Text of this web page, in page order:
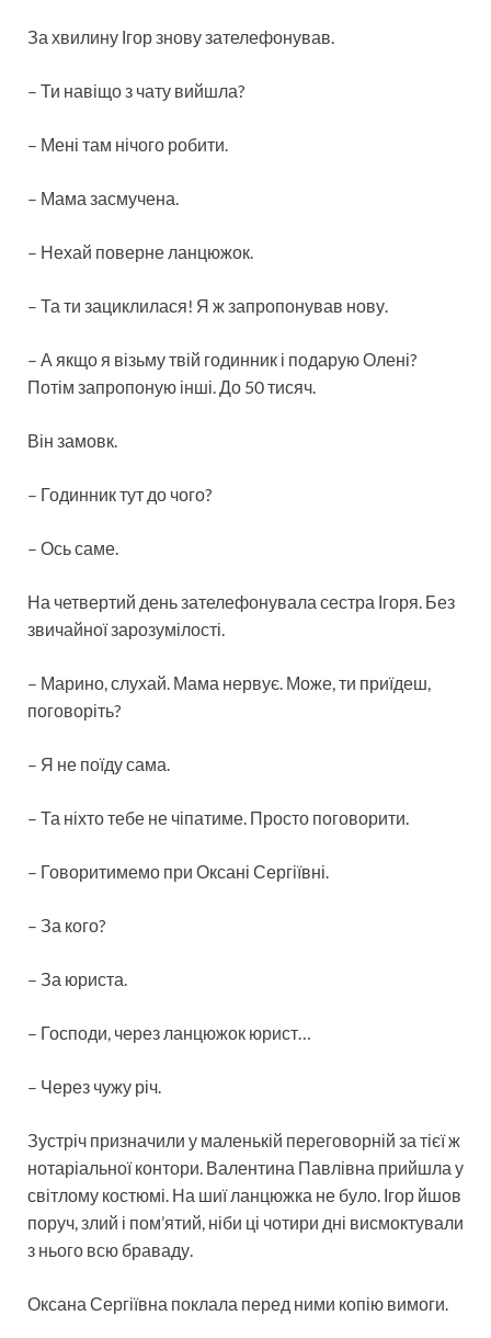
За хвилину Ігор знову зателефонував.
– Ти навіщо з чату вийшла?
– Мені там нічого робити.
– Мама засмучена.
– Нехай поверне ланцюжок.
– Та ти зациклилася! Я ж запропонував нову.
– А якщо я візьму твій годинник і подарую Олені?
Потім запропоную інші. До 50 тисяч.
Він замовк.
– Годинник тут до чого?
– Ось саме.
На четвертий день зателефонувала сестра Ігоря. Без
звичайної зарозумілості.
– Марино, слухай. Мама нервує. Може, ти приїдеш,
поговоріть?
– Я не поїду сама.
– Та ніхто тебе не чіпатиме. Просто поговорити.
– Говоритимемо при Оксані Сергіївні.
– За кого?
– За юриста.
– Господи, через ланцюжок юрист…
– Через чужу річ.
Зустріч призначили у маленькій переговорній за тієї ж
нотаріальної контори. Валентина Павлівна прийшла у
світлому костюмі. На шиї ланцюжка не було. Ігор йшов
поруч, злий і пом’ятий, ніби ці чотири дні висмоктували
з нього всю браваду.
Оксана Сергіївна поклала перед ними копію вимоги.